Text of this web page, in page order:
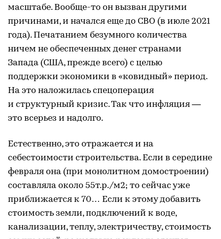
масштабе. Вообще-то он вызван другими
причинами, и начался еще до СВО (в июле 2021
года). Печатанием безумного количества
ничем не обеспеченных денег странами
Запада (США, прежде всего) с целью
поддержки экономики в «ковидный» период.
На это наложилась спецоперация
и структурный кризис. Так что инфляция —
это всерьез и надолго.
Естественно, это отражается и на
себестоимости строительства. Если в середине
февраля она (при монолитном домостроении)
составляла около 55т.р./м2; то сейчас уже
приближается к 70… Если к этому добавить
стоимость земли, подключений к воде,
канализации, теплу, электричеству, стоимость